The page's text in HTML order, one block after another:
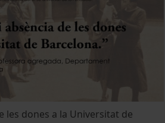
les dones a la Universitat de